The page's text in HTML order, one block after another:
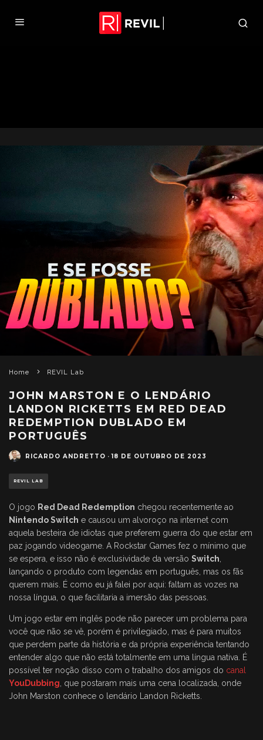
Home REVIL Lab
JOHN MARSTON E O LENDÁRIO
LANDON RICKETTS EM RED DEAD
REDEMPTION DUBLADO EM
PORTUGUÊS
RICARDO ANDRETTO · 18 DE OUTUBRO DE 2023
REVIL LAB
O jogo Red Dead Redemption chegou recentemente ao
Nintendo Switch e causou um alvoroço na internet com
aquela besteira de idiotas que preferem guerra do que estar em
paz jogando videogame. A Rockstar Games fez o mínimo que
se espera, e isso não é exclusividade da versão Switch,
lançando o produto com legendas em português, mas os fãs
querem mais. É como eu já falei por aqui: faltam as vozes na
nossa língua, o que facilitaria a imersão das pessoas.
Um jogo estar em inglês pode não parecer um problema para
você que não se vê, porém é privilegiado, mas é para muitos
que perdem parte da história e da própria experiência tentando
entender algo que não está totalmente em uma língua nativa. É
possível ter noção disso com o trabalho dos amigos do canal
YouDubbing, que postaram mais uma cena localizada, onde
John Marston conhece o lendário Landon Ricketts.